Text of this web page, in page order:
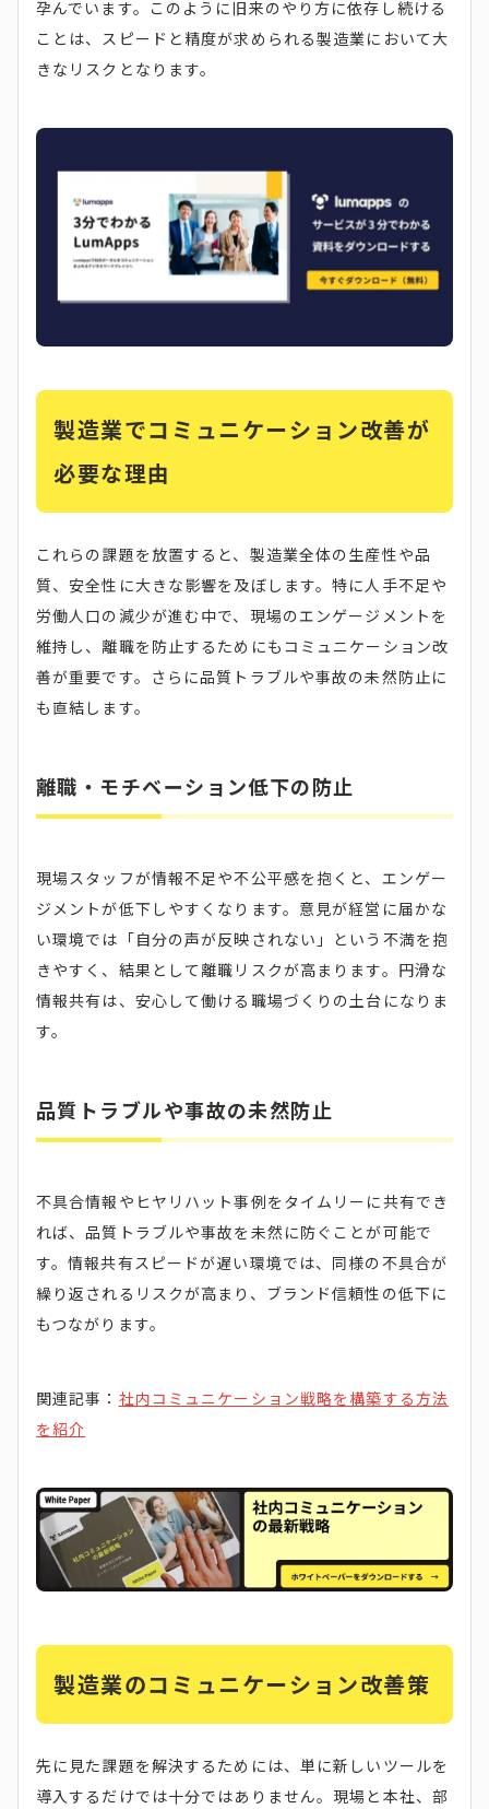
孕んでいます。このように旧来のやり方に依存し続ける
ことは、スピードと精度が求められる製造業において大
きなリスクとなります。
製造業でコミュニケーション改善が
必要な理由
これらの課題を放置すると、製造業全体の生産性や品
質、安全性に大きな影響を及ぼします。特に人手不足や
労働人口の減少が進む中で、現場のエンゲージメントを
維持し、離職を防止するためにもコミュニケーション改
善が重要です。さらに品質トラブルや事故の未然防止に
も直結します。
離職・モチベーション低下の防止
現場スタッフが情報不足や不公平感を抱くと、エンゲー
ジメントが低下しやすくなります。意見が経営に届かな
い環境では「自分の声が反映されない」という不満を抱
きやすく、結果として離職リスクが高まります。円滑な
情報共有は、安心して働ける職場づくりの土台になりま
す。
品質トラブルや事故の未然防止
不具合情報やヒヤリハット事例をタイムリーに共有でき
れば、品質トラブルや事故を未然に防ぐことが可能で
す。情報共有スピードが遅い環境では、同様の不具合が
繰り返されるリスクが高まり、ブランド信頼性の低下に
もつながります。
関連記事： 社内コミュニケーション戦略を構築する方法
を紹介
製造業のコミュニケーション改善策
先に見た課題を解決するためには、単に新しいツールを
導入するだけでは十分ではありません。現場と本社、部